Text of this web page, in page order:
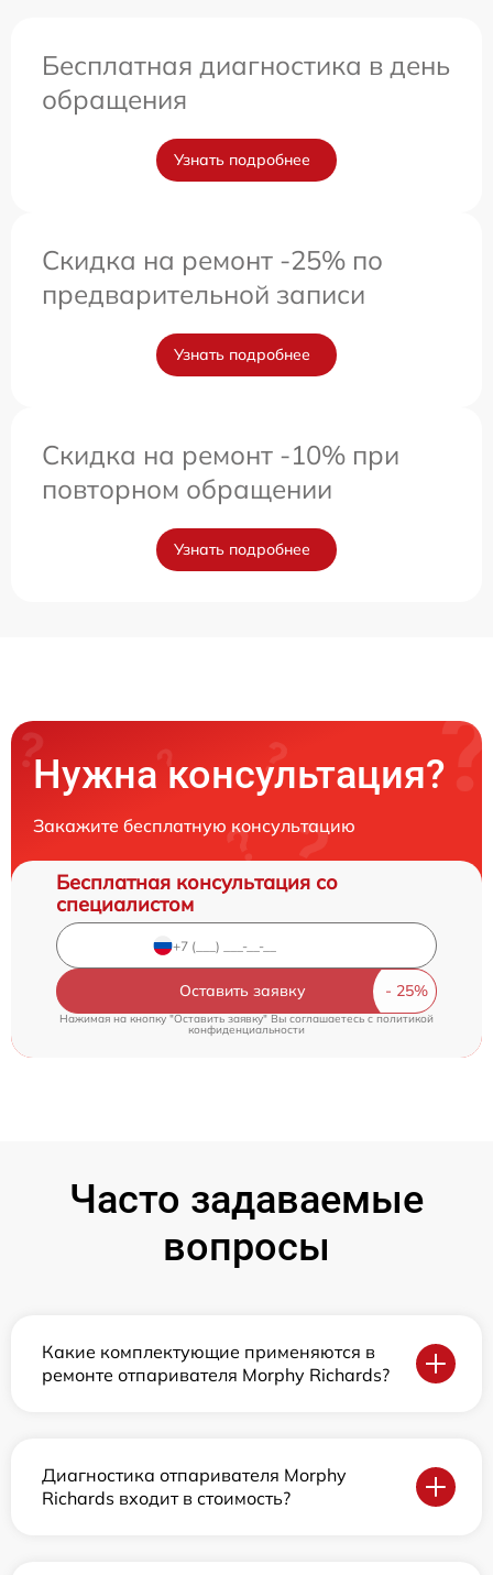
Бесплатная диагностика в день
обращения
Узнать подробнее
Скидка на ремонт -25% по
предварительной записи
Узнать подробнее
Скидка на ремонт -10% при
повторном обращении
Узнать подробнее
Нужна консультация?
Закажите бесплатную консультацию
Бесплатная консультация со
специалистом
Оставить заявку
Нажимая на кнопку "Оставить заявку" Вы соглашаетесь cполитикой
конфиденциальности
Часто задаваемые
вопросы
Какие комплектующие применяются в
ремонте отпаривателя Morphy Richards?
Диагностика отпаривателя Morphy
Richards входит в стоимость?